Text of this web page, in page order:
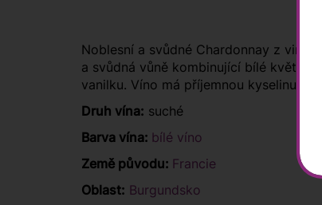
Noblesní a svůdné Chardonnay z
a svůdná vůně kombinující bílé květy
vanilku. Víno má příjemnou kyselinu a
Druh vína: suché
Barva vína: bílé víno
Země původu: Francie
Oblast: Burgundsko